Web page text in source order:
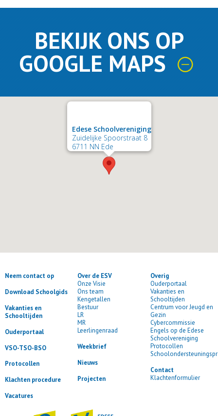
BEKIJK ONS OP
GOOGLE MAPS
Edese Schoolvereniging
Zuidelijke Spoorstraat 8
6711 NN Ede
Neem contact op
Download Schoolgids
Vakanties en
Schooltijden
Ouderportaal
VSO-TSO-BSO
Protocollen
Klachten procedure
Vacatures
Over de ESV
Onze Visie
Ons team
Kengetallen
Bestuur
LR
MR
Leerlingenraad
Weekbrief
Nieuws
Projecten
Overig
Ouderportaal
Vakanties en
Schooltijden
Centrum voor Jeugd en
Gezin
Cybercommissie
Engels op de Edese
Schoolvereniging
Protocollen
Contact
Klachtenformulier